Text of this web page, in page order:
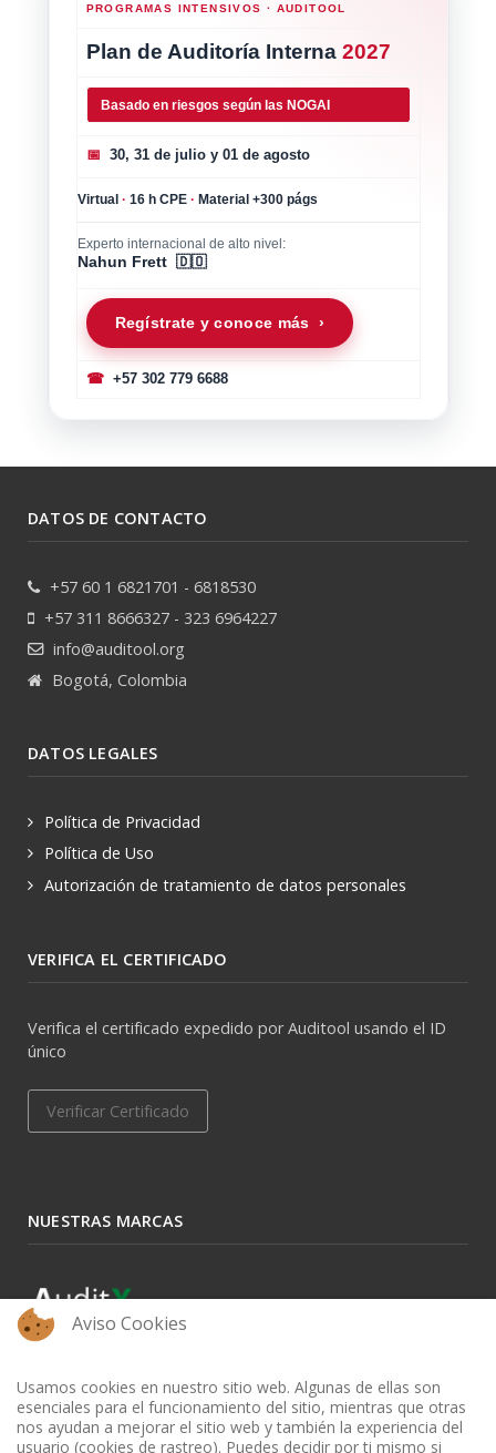
PROGRAMAS INTENSIVOS · AUDITOOL
Plan de Auditoría Interna 2027
Basado en riesgos según las NOGAI
📅 30, 31 de julio y 01 de agosto
Virtual · 16 h CPE · Material +300 págs
Experto internacional de alto nivel:
Nahun Frett 🇩🇴
Regístrate y conoce más ›
☎+57 302 779 6688
DATOS DE CONTACTO
+57 60 1 6821701 - 6818530
+57 311 8666327 - 323 6964227
info@auditool.org
Bogotá, Colombia
DATOS LEGALES
Política de Privacidad
Política de Uso
Autorización de tratamiento de datos personales
VERIFICA EL CERTIFICADO
Verifica el certificado expedido por Auditool usando el ID
único
Verificar Certificado
NUESTRAS MARCAS
Aviso Cookies
Usamos cookies en nuestro sitio web. Algunas de ellas son
esenciales para el funcionamiento del sitio, mientras que otras
nos ayudan a mejorar el sitio web y también la experiencia del
usuario (cookies de rastreo). Puedes decidir por ti mismo si